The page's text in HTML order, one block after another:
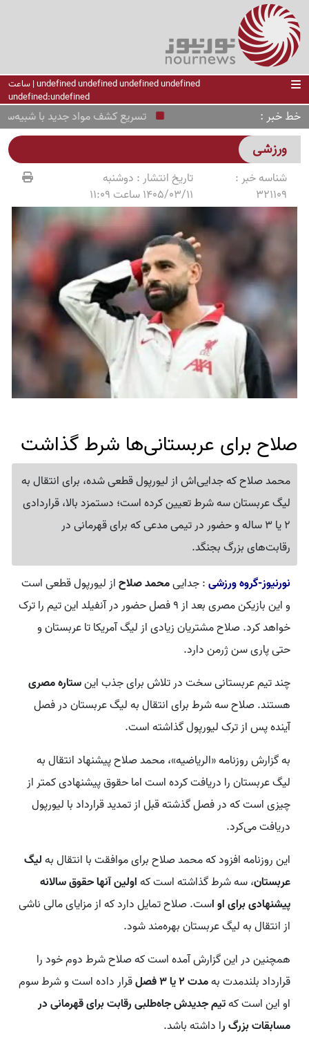
undefined undefined undefined undefined | ساعت
undefined:undefined
خط خبر تسریع کشف مواد جدید با
ورزشی
شناسه خبر :
321109
تاریخ انتشار : دوشنبه
1405/03/11 ساعت 11:09
صلاح برای عربستانی‌ها شرط گذاشت
محمد صلاح که جدایی‌اش از لیورپول قطعی شده، برای انتقال به
لیگ عربستان سه شرط تعیین کرده است؛ دستمزد بالا، قراردادی
2 یا 3 ساله و حضور در تیمی مدعی که برای قهرمانی در
رقابت‌های بزرگ بجنگد.
نورنیوز-گروه ورزشی: جداییمحمد صلاحاز لیورپول قطعی است
و این بازیکن مصری بعد از ۹ فصل حضور در آنفیلد این تیم را ترک
خواهد کرد. صلاح مشتریان زیادی از لیگ آمریکا تا عربستان و
حتی پاری سن ژرمن دارد.
چند تیم عربستانی سخت در تلاش برای جذب اینستاره مصری
هستند. صلاح سه شرط برای انتقال به لیگ عربستان در فصل
آینده پس از ترک لیورپول گذاشته است.
به گزارش روزنامه «الریاضیه»، محمد صلاح پیشنهاد انتقال به
لیگ عربستان را دریافت کرده است اما حقوق پیشنهادی کمتر از
چیزی است که در فصل گذشته قبل از تمدید قرارداد با لیورپول
دریافت می‌کرد.
این روزنامه افزود که محمد صلاح برای موافقت با انتقال بهلیگ
عربستان، سه شرط گذاشته است کهاولین آنها حقوق سالانه
پیشنهادی برای او است. صلاح تمایل دارد که از مزایای مالی ناشی
از انتقال به لیگ عربستان بهره‌مند شود.
همچنین در این گزارش آمده است که صلاح شرط دوم خود را
قرارداد بلندمدت بهمدت ۲ یا ۳ فصل
قرار داده است و شرط سوم
او این است کهتیم جدیدش جاه‌طلبی رقابت برای قهرمانی در
مسابقات بزرگ را داشته باشد.